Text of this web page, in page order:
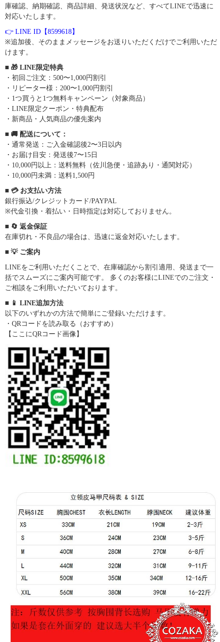
庫確認、納期確認、商品詳細、発送状況など、すべてLINEで迅速に
対応いたします。
👉 LINE ID【8599618】
※追加後、そのままメッセージをお送りいただくだけでご利用いただ
けます。
■ 🎁 LINE限定特典
・初回ご注文：500〜1,000円割引
・リピーター様：200〜1,000円割引
・1つ買うと1つ無料キャンペーン（対象商品）
・LINE限定クーポン・特典配布
・新商品・人気商品の優先案内
■ 🚚 配送について：
・通常発送：ご入金確認後2〜3日以内
・お届け目安：発送後7〜15日
・10,000円以上：送料無料（佐川急便・追跡あり・通関対応）
・10,000円未満：送料1,500円
■ 💳 お支払い方法
銀行振込/クレジットカード/PAYPAL
※代金引換・着払い・日時指定は対応しておりません。
■ 🔄 返金保証
在庫切れ・不良品の場合は、迅速に返金対応いたします。
■ 💡 ご案内
LINEをご利用いただくことで、在庫確認から割引適用、発送まで一
括でスムーズにご案内可能です。 多くのお客様にLINEでのご注文・
ご相談をご利用いただいております。
■ 📱 LINE追加方法
以下のいずれかの方法で簡単にご登録いただけます。
・QRコードを読み取る（おすすめ）
【ここにQRコード画像】